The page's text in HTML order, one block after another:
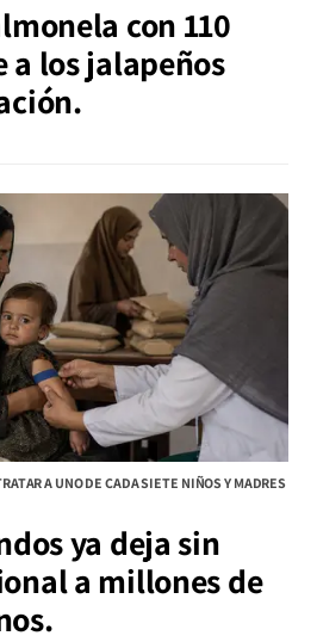
con 110
a los jalapeños
A UNO DE CADA SIETE NIÑOS Y MADRES
ya deja sin
a millones de